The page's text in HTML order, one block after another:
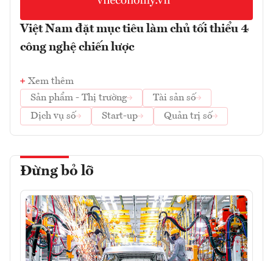
Việt Nam đặt mục tiêu làm chủ tối thiểu 4
công nghệ chiến lược
Xem thêm
Sản phẩm - Thị trường
Tài sản số
Dịch vụ số
Start-up Quản trị số
Đừng bỏ lỡ